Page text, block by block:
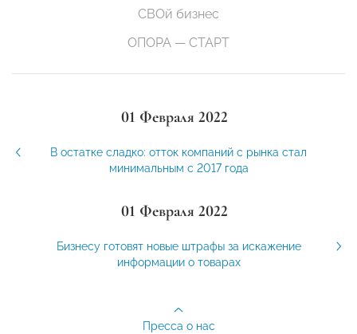
СВОй бизнес
ОПОРА — СТАРТ
01 Февраля 2022
В остатке сладко: отток компаний с рынка стал
минимальным с 2017 года
01 Февраля 2022
Бизнесу готовят новые штрафы за искажение
информации о товарах
Пресса о нас